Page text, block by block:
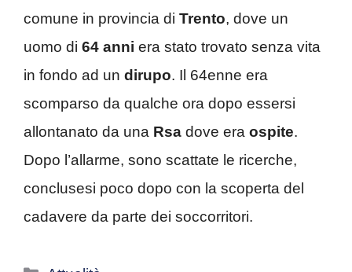
comune in provincia di Trento, dove un
uomo di 64 anni era stato trovato senza vita
in fondo ad un dirupo. Il 64enne era
scomparso da qualche ora dopo essersi
allontanato da una Rsa dove era ospite.
Dopo l’allarme, sono scattate le ricerche,
conclusesi poco dopo con la scoperta del
cadavere da parte dei soccorritori.